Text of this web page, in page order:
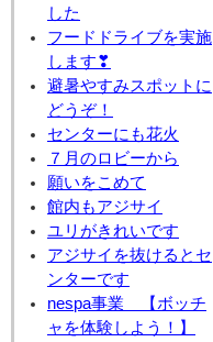
した
フードドライブを実施
します❣
避暑やすみスポットに
どうぞ！
センターにも花火
７月のロビーから
願いをこめて
館内もアジサイ
ユリがきれいです
アジサイを抜けるとセ
ンターです
nespa事業 【ボッチ
ャを体験しよう！】